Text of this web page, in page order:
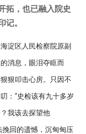
拓，也已融入院史
记。
区人民检察院原副
消息，眼泪夺眶而
狠叩击心房。只因不
：“史检该有九十多岁
我该去探望他
挽回的遗憾，沉甸甸压